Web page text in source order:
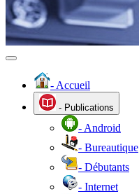
- Accueil
- Publications
- Android
- Bureautique
- Débutants
- Internet